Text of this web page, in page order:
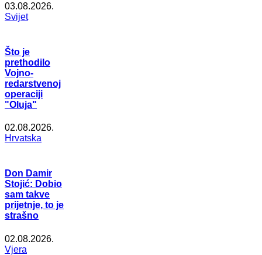
03.08.2026.
Svijet
Što je
prethodilo
Vojno-
redarstvenoj
operaciji
"Oluja"
02.08.2026.
Hrvatska
Don Damir
Stojić: Dobio
sam takve
prijetnje, to je
strašno
02.08.2026.
Vjera